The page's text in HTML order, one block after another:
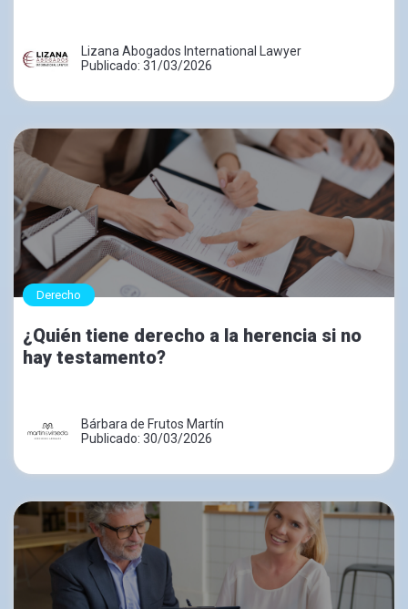
Lizana Abogados International Lawyer
Publicado: 31/03/2026
Derecho
¿Quién tiene derecho a la herencia si no
hay testamento?
Bárbara de Frutos Martín
Publicado: 30/03/2026